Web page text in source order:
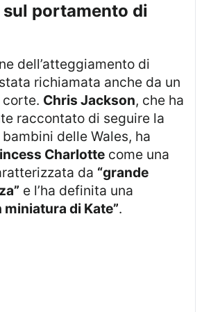
richiamata anche da un
Chris Jackson, che ha
raccontato di seguire la
delle Wales, ha
Charlotte come una
da “grande
e l’ha definita una
miniatura di Kate”.